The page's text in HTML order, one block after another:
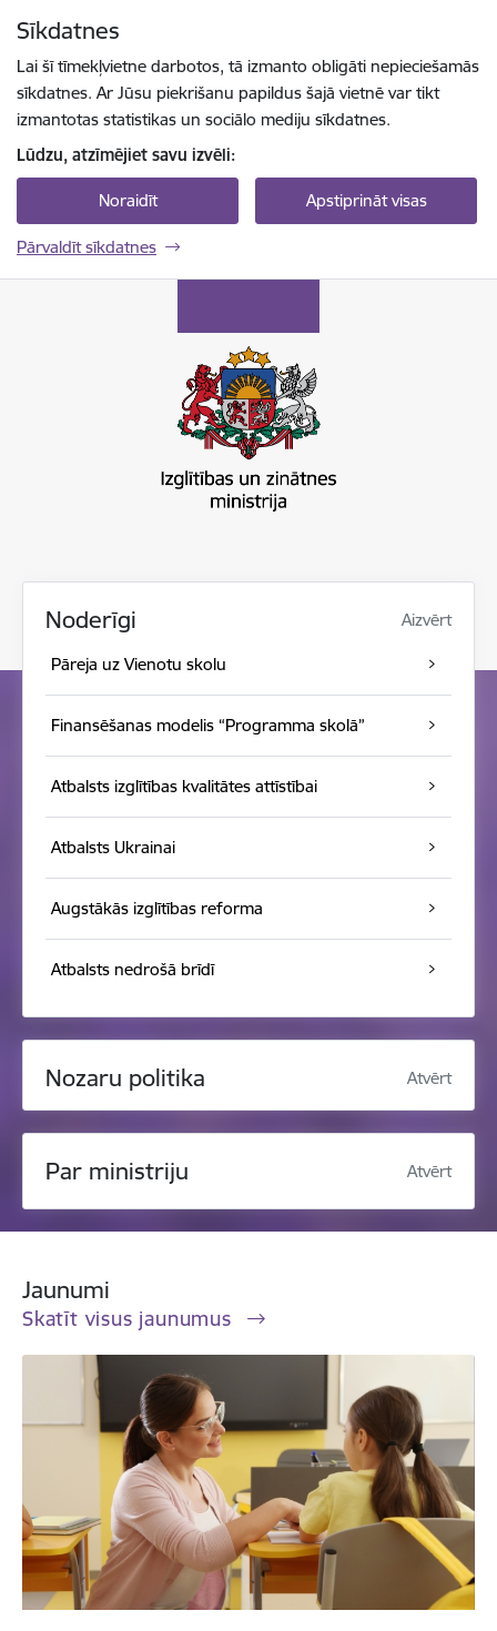
Sīkdatnes
Lai šī tīmekļvietne darbotos, tā izmanto obligāti nepieciešamās
sīkdatnes. Ar Jūsu piekrišanu papildus šajā vietnē var tikt
izmantotas statistikas un sociālo mediju sīkdatnes.
Lūdzu, atzīmējiet savu izvēli:
Noraidīt Apstiprināt visas
Pārvaldīt sīkdatnes
Noderīgi Aizvērt
Pāreja uz Vienotu skolu
Finansēšanas modelis “Programma skolā”
Atbalsts izglītības kvalitātes attīstībai
Atbalsts Ukrainai
Augstākās izglītības reforma
Atbalsts nedrošā brīdī
Nozaru politika Atvērt
Par ministriju Atvērt
Jaunumi
Skatīt visus jaunumus